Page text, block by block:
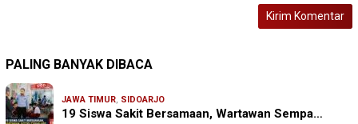
PALING BANYAK DIBACA
JAWA TIMUR, SIDOARJO
19 Siswa Sakit Bersamaan, Wartawan Sempa…